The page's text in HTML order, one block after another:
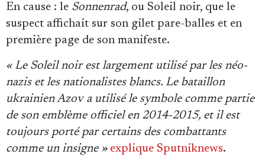
En cause : le Sonnenrad, ou Soleil noir, que le
suspect affichait sur son gilet pare-balles et en
première page de son manifeste.
« Le Soleil noir est largement utilisé par les néo-
nazis et les nationalistes blancs. Le bataillon
ukrainien Azov a utilisé le symbole comme partie
de son emblème officiel en 2014-2015, et il est
toujours porté par certains des combattants
comme un insigne » explique Sputniknews.